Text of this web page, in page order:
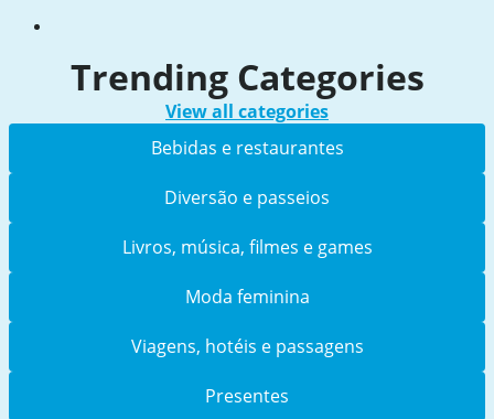
Trending Categories
View all categories
Bebidas e restaurantes
Diversão e passeios
Livros, música, filmes e games
Moda feminina
Viagens, hotéis e passagens
Presentes